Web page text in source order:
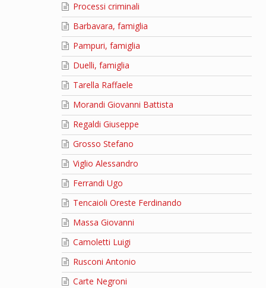
Processi criminali
Barbavara, famiglia
Pampuri, famiglia
Duelli, famiglia
Tarella Raffaele
Morandi Giovanni Battista
Regaldi Giuseppe
Grosso Stefano
Viglio Alessandro
Ferrandi Ugo
Tencaioli Oreste Ferdinando
Massa Giovanni
Camoletti Luigi
Rusconi Antonio
Carte Negroni